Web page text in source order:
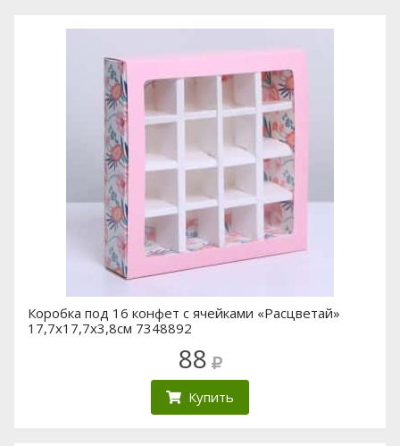
Коробка под 16 конфет с ячейками «Расцветай»
17,7х17,7х3,8см 7348892
88
Купить